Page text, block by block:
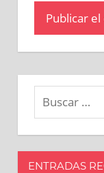
ENTRADAS